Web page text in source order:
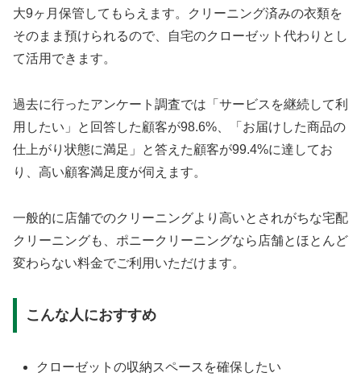
大9ヶ月保管してもらえます。クリーニング済みの衣類を
そのまま預けられるので、自宅のクローゼット代わりとし
て活用できます。
過去に行ったアンケート調査では「サービスを継続して利
用したい」と回答した顧客が98.6%、「お届けした商品の
仕上がり状態に満足」と答えた顧客が99.4%に達してお
り、高い顧客満足度が伺えます。
一般的に店舗でのクリーニングより高いとされがちな宅配
クリーニングも、ポニークリーニングなら店舗とほとんど
変わらない料金でご利用いただけます。
こんな人におすすめ
クローゼットの収納スペースを確保したい